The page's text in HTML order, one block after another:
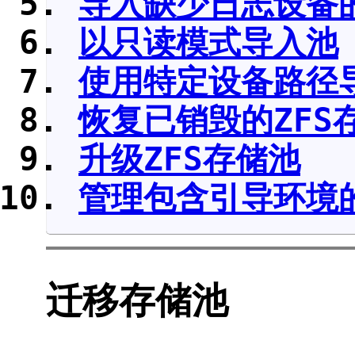
以只读模式导入池
使用特定设备路径
恢复已销毁的ZFS
升级ZFS存储池
管理包含引导环境
迁移存储池